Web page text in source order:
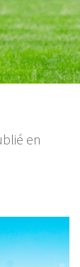
en